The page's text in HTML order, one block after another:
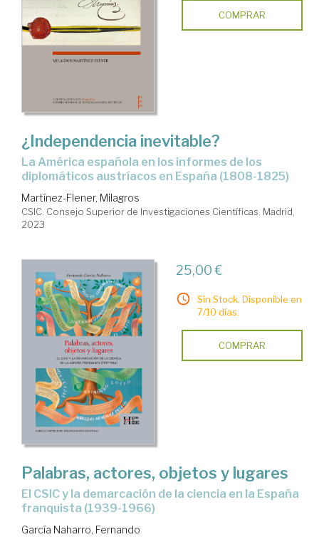
COMPRAR
¿Independencia inevitable?
la América española en los informes de los
diplomáticos austríacos en España (1808-1825)
Martínez-Flener, Milagros
CSIC. Consejo Superior de Investigaciones Científicas. Madrid,
2023
25,00 €
Sin Stock. Disponible en
7/10 días.
COMPRAR
Palabras, actores, objetos y lugares
el CSIC y la demarcación de la ciencia en la España
franquista (1939-1966)
García Naharro, Fernando